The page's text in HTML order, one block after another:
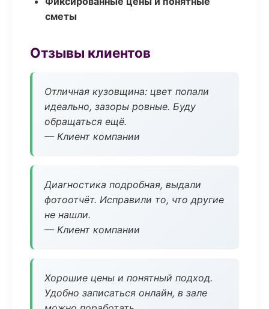
сметы
Отзывы клиентов
Отличная кузовщина: цвет попали
идеально, зазоры ровные. Буду
обращаться ещё.
— Клиент компании
Диагностика подробная, выдали
фотоотчёт. Исправили то, что другие
не нашли.
— Клиент компании
Хорошие цены и понятный подход.
Удобно записаться онлайн, в зале